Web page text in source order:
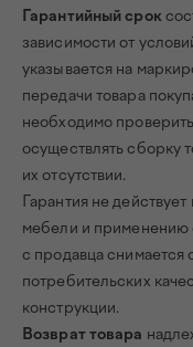
Гарантийный срок
зависимости от
указывается на
передачи товара
необходимо
осуществлять сборку
их отсутствии.
Гарантия не
мебели и применению
с продавца снимается
потребительских
конструкции.
Возврат товара